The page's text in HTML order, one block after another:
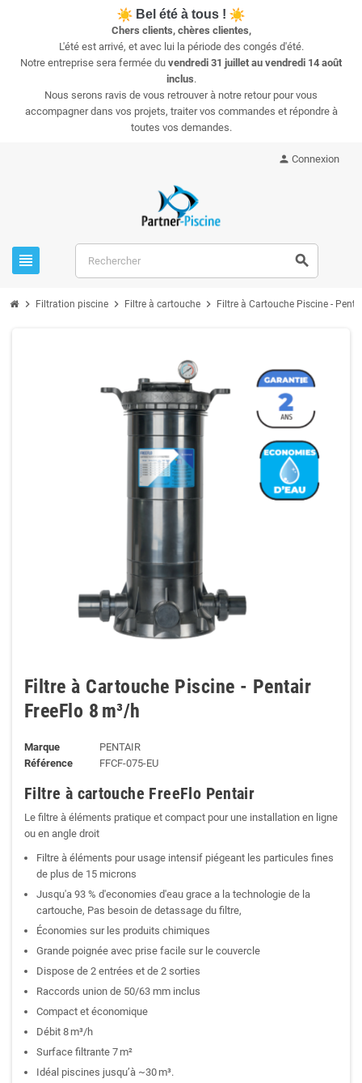
Bel été à tous !
Chers clients, chères clientes,
L'été est arrivé, et avec lui la période des congés d'été.
Notre entreprise sera fermée du vendredi 31 juillet au vendredi 14 août
inclus.
Nous serons ravis de vous retrouver à notre retour pour vous
accompagner dans vos projets, traiter vos commandes et répondre à
toutes vos demandes.
view_headline search
person Connexion
chevron_right Filtration piscine chevron_right Filtre à cartouche chevron_right Filtre à Cartouche Piscine -
Filtre à Cartouche Piscine - Pentair
FreeFlo 8 m³/h
Marque
PENTAIR
Référence
FFCF-075-EU
Filtre à cartouche FreeFlo Pentair
Le filtre à éléments pratique et compact pour une installation en ligne
ou en angle droit
Filtre à éléments pour usage intensif piégeant les particules fines
de plus de 15 microns
Jusqu'a 93 % d'economies d'eau grace a la technologie de la
cartouche, Pas besoin de detassage du filtre,
Économies sur les produits chimiques
Grande poignée avec prise facile sur le couvercle
Dispose de 2 entrées et de 2 sorties
Raccords union de 50/63 mm inclus
Compact et économique
Débit 8 m³/h
Surface filtrante 7 m²
Idéal piscines jusqu’à ~30 m³.